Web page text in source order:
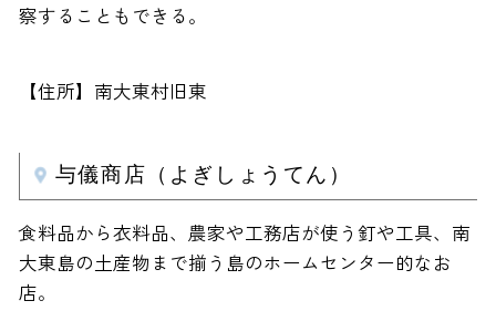
察することもできる。
【住所】南大東村旧東
与儀商店（よぎしょうてん）
食料品から衣料品、農家や工務店が使う釘や工具、南
大東島の土産物まで揃う島のホームセンター的なお
店。